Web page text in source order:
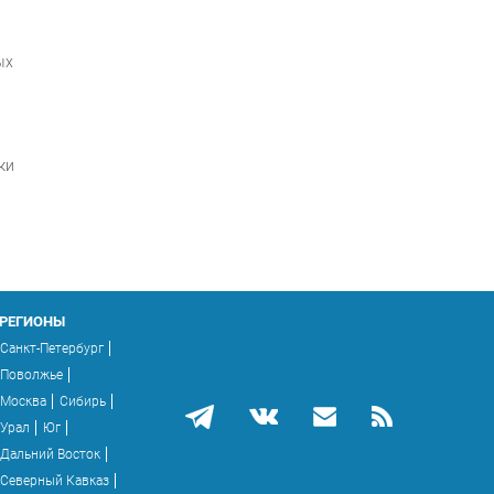
РЕГИОНЫ
Санкт-Петербург
Поволжье
Москва
Сибирь
Урал
Юг
Дальний Восток
Северный Кавказ